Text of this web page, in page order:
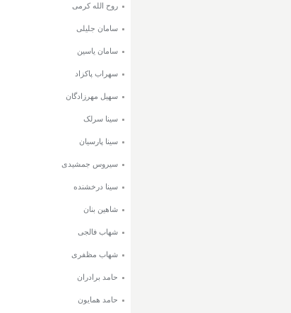
روح الله کرمی
سامان جلیلی
سامان یاسین
سهراب پاکزاد
سهیل مهرزادگان
سینا سرلک
سینا پارسیان
سیروس جمشیدی
سینا درخشنده
شاهین بنان
شهاب فالجی
شهاب مظفری
حامد برادران
حامد همایون